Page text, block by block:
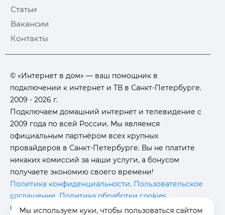
Статьи
Вакансии
Контакты
© «Интернет в дом» — ваш помощник в
подключении к интернет и ТВ в Санкт-Петербурге.
2009 - 2026 г.
Подключаем домашний интернет и телевидение с
2009 года по всей России. Мы являемся
официальным партнёром всех крупных
провайдеров в Санкт-Петербурге. Вы не платите
никаких комиссий за наши услуги, а бонусом
получаете экономию своего времени!
Политика конфиденциальности. Пользовательское
соглашение Политика обработки cookies
Отписаться от полученияинформационных
Мы используем куки, чтобы пользоваться сайтом